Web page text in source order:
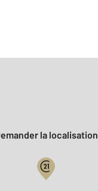
Demander la localisation